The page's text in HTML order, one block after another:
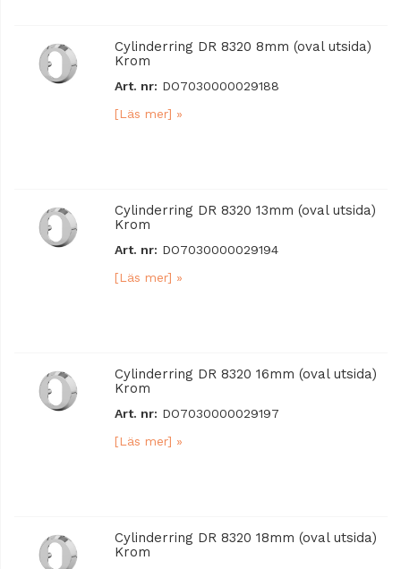
Cylinderring DR 8320 8mm (oval utsida)
Krom
Art. nr: DO7030000029188
[Läs mer] »
Cylinderring DR 8320 13mm (oval utsida)
Krom
Art. nr: DO7030000029194
[Läs mer] »
Cylinderring DR 8320 16mm (oval utsida)
Krom
Art. nr: DO7030000029197
[Läs mer] »
Cylinderring DR 8320 18mm (oval utsida)
Krom